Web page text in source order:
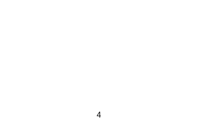
4